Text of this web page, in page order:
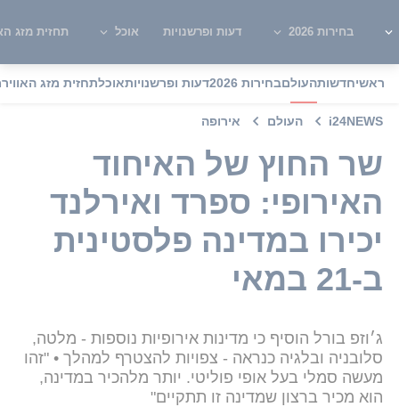
בחירות 2026 דעות ופרשנויות אוכל תחזית מזג
ראשיחדשותהעולםבחירות 2026 דעות ופרשנויותאוכלתחזית מזג האוויר
i24NEWS העולם אירופה
שר החוץ של האיחוד
האירופי: ספרד ואירלנד
יכירו במדינה פלסטינית
ב-21 במאי
ג׳וזפ בורל הוסיף כי מדינות אירופיות נוספות - מלטה,
סלובניה ובלגיה כנראה - צפויות להצטרף למהלך • "זהו
מעשה סמלי בעל אופי פוליטי. יותר מלהכיר במדינה,
הוא מכיר ברצון שמדינה זו תתקיים"